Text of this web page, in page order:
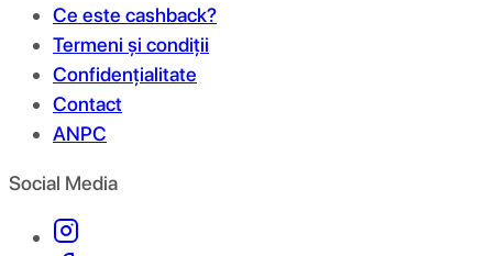
Ce este cashback?
Termeni și condiții
Confidențialitate
Contact
ANPC
Social Media